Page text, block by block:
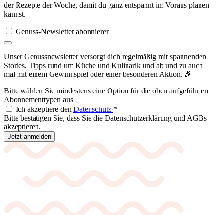
der Rezepte der Woche, damit du ganz entspannt im Voraus planen
kannst.
Genuss-Newsletter abonnieren
Unser Genussnewsletter versorgt dich regelmäßig mit spannenden
Stories, Tipps rund um Küche und Kulinarik und ab und zu auch
mal mit einem Gewinnspiel oder einer besonderen Aktion. 🎉
Bitte wählen Sie mindestens eine Option für die oben aufgeführten
Abonnementtypen aus
Ich akzeptiere den Datenschutz *
Bitte bestätigen Sie, dass Sie die Datenschutzerklärung und AGBs
akzeptieren.
Jetzt anmelden